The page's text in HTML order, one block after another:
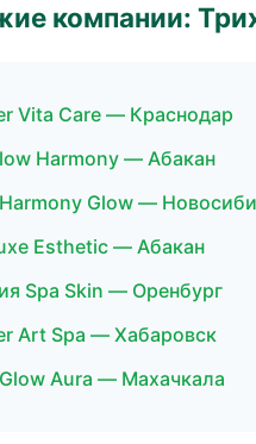
компании:
Vita Care — Краснодар
Harmony — Абакан
Glow —
Esthetic — Абакан
Spa Skin — Оренбург
Art Spa — Хабаровск
Aura — Махачкала